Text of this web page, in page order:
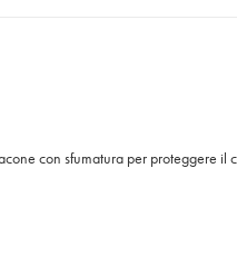
con sfumatura per proteggere